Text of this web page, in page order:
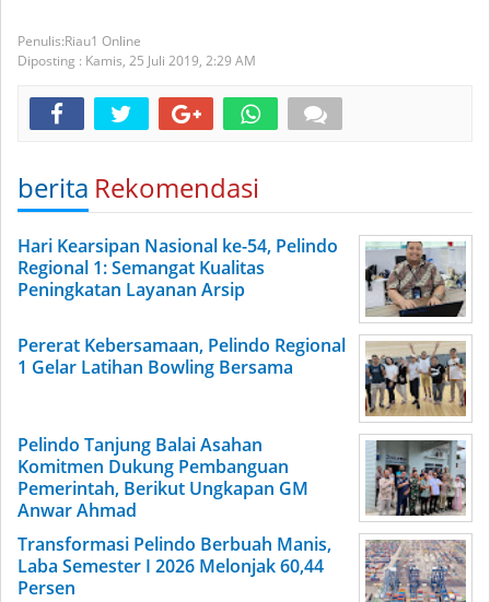
Riau1 Online
Diposting : Kamis, 25 Juli 2019, 2:29 AM
berita Rekomendasi
Hari Kearsipan Nasional ke-54, Pelindo
Regional 1: Semangat Kualitas
Peningkatan Layanan Arsip
Pererat Kebersamaan, Pelindo Regional
1 Gelar Latihan Bowling Bersama
Pelindo Tanjung Balai Asahan
Komitmen Dukung Pembanguan
Pemerintah, Berikut Ungkapan GM
Anwar Ahmad
Transformasi Pelindo Berbuah Manis,
Laba Semester I 2026 Melonjak 60,44
Persen